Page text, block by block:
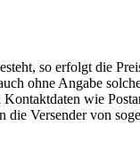
so erfolgt die
ohne Angabe
wie
Versender von